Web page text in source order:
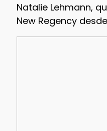
Natalie Lehmann,
New Regency